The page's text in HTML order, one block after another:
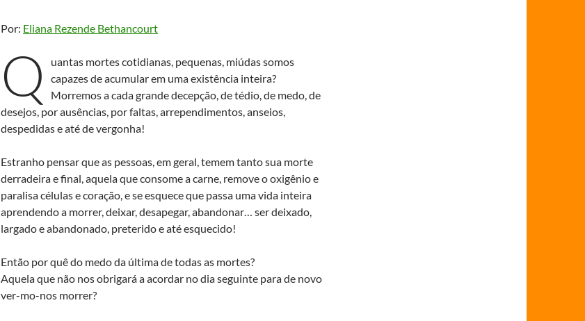
Por: Eliana Rezende Bethancourt
Q
uantas mortes cotidianas, pequenas, miúdas somos
capazes de acumular em uma existência inteira?
Morremos a cada grande decepção, de tédio, de medo, de
desejos, por ausências, por faltas, arrependimentos, anseios,
despedidas e até de vergonha!
Estranho pensar que as pessoas, em geral, temem tanto sua morte
derradeira e final, aquela que consome a carne, remove o oxigênio e
paralisa células e coração, e se esquece que passa uma vida inteira
aprendendo a morrer, deixar, desapegar, abandonar… ser deixado,
largado e abandonado, preterido e até esquecido!
Então por quê do medo da última de todas as mortes?
Aquela que não nos obrigará a acordar no dia seguinte para de novo
ver-mo-nos morrer?